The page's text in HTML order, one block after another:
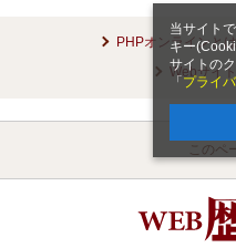
当サイト
キー
サイトの
「 プライ
PHPオンラインとは
Webサイ
このペ